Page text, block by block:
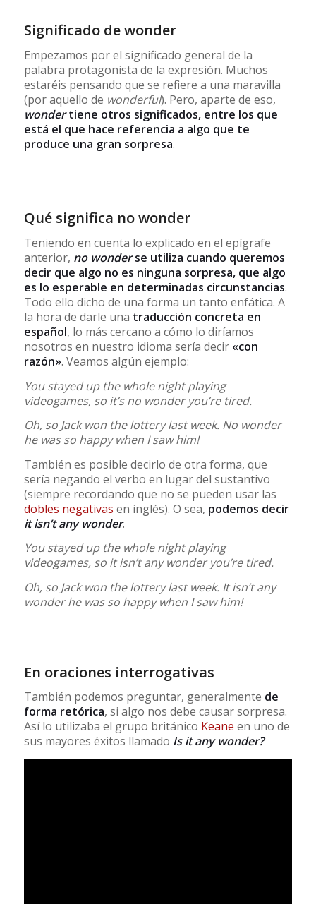
Significado de wonder
Empezamos por el significado general de la
palabra protagonista de la expresión. Muchos
estaréis pensando que se refiere a una maravilla
(por aquello de wonderful). Pero, aparte de eso,
wondertiene otros significados, entre los que
está el que hace referencia a algo que te
produce una gran sorpresa.
Qué significa no wonder
Teniendo en cuenta lo explicado en el epígrafe
anterior, no wonderse utiliza cuando queremos
decir que algo no es ninguna sorpresa, que algo
es lo esperable en determinadas circunstancias.
Todo ello dicho de una forma un tanto enfática. A
la hora de darle una traducción concreta en
español, lo más cercano a cómo lo diríamos
nosotros en nuestro idioma sería decir «con
razón». Veamos algún ejemplo:
You stayed up the whole night playing
videogames, so it’s no wonder you’re tired.
Oh, so Jack won the lottery last week. No wonder
he was so happy when I saw him!
También es posible decirlo de otra forma, que
sería negando el verbo en lugar del sustantivo
(siempre recordando que no se pueden usar las
dobles negativas en inglés). O sea, podemos decir
it isn’t any wonder.
You stayed up the whole night playing
videogames, so it isn’t any wonder you’re tired.
Oh, so Jack won the lottery last week. It isn’t any
wonder he was so happy when I saw him!
En oraciones interrogativas
También podemos preguntar, generalmente de
forma retórica, si algo nos debe causar sorpresa.
Así lo utilizaba el grupo británico Keane en uno de
sus mayores éxitos llamado Is it any wonder?